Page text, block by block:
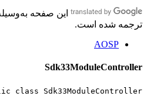
این صفحه به‌وسیله
شده است.
AOSP
public class